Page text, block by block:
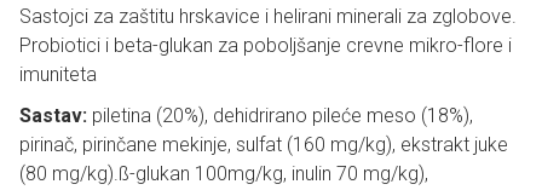
Sastojci za zaštitu hrskavice i helirani minerali za zglobove.
Probiotici i beta-glukan za poboljšanje crevne mikro-flore i
imuniteta
Sastav: piletina (20%), dehidrirano pileće meso (18%),
pirinač, pirinčane mekinje, sulfat (160 mg/kg), ekstrakt juke
(80 mg/kg).ß-glukan 100mg/kg, inulin 70 mg/kg),